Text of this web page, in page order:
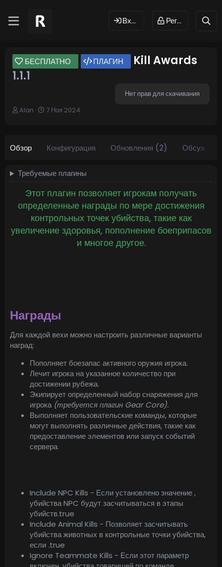
Вход Регистрация
БЕСПЛАТНО ПЛАГИН
Kill Awards
1.1.1
Нет прав для скачивания
А
р
Alan
Д
с
д
н
и
я
7 Ноя 2024
Обзор Конфигурация Обновления (2)
Требуемые плагины
Этот плагин позволяет игрокам получать
определенные награды по мере достижения
контрольных точек убийства, такие как
увеличение здоровья, пополнение боеприпасов
и многое другое.
Награды
Для каждой вехи можно настроить различные варианты
наград:
Пополняет боезапас активного оружия игрока.
Лечит игрока на указанное количество при
достижении рубежа.
Экипирует определенный набор снаряжения для
игрока (требуется плагин Gear Core).
Выполняет пользовательские команды, которые
могут выполнять различные действия, такие как
предоставление элементов или запуск событий
сервера.
Include NPC Kills - Если установлено значение ,
убийства NPC будут засчитываться в этапы
убийств.true
Include Animal Kills - Позволяет засчитывать
убийства животных в контрольные точки убийства,
если .true
Ignore Teammate Kills - Если этот параметр